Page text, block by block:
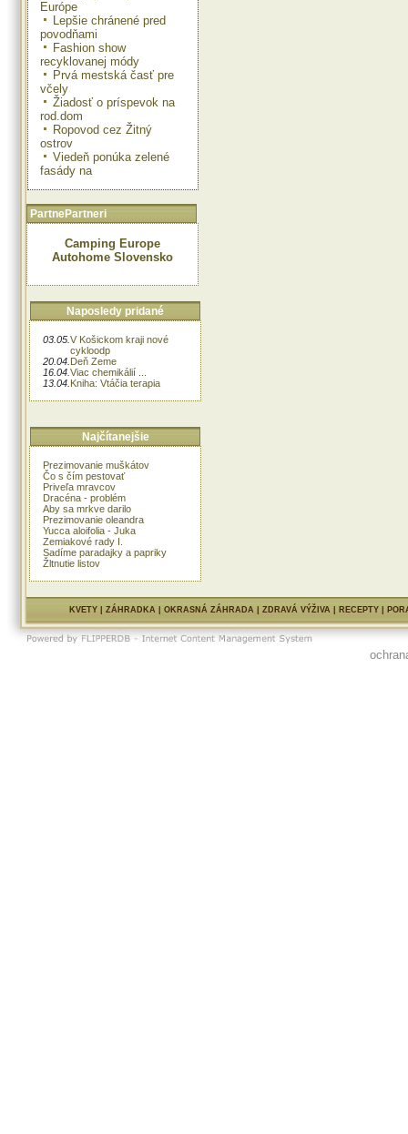
Európe
Lepšie chránené pred
povodňami
Fashion show
recyklovanej módy
Prvá mestská časť pre
včely
Žiadosť o príspevok na
rod.dom
Ropovod cez Žitný
ostrov
Viedeň ponúka zelené
fasády na
PartnePartneri
Camping Europe
Autohome Slovensko
Naposledy pridané
03.05. V Košickom kraji nové
cykloodp
20.04. Deň Zeme
16.04. Viac chemikálií ...
13.04. Kniha: Vtáčia terapia
Najčítanejšie
Prezimovanie muškátov
Čo s čím pestovať
Priveľa mravcov
Dracéna - problém
Aby sa mrkve darilo
Prezimovanie oleandra
Yucca aloifolia - Juka
Zemiakové rady I.
Sadíme paradajky a papriky
Žltnutie listov
KVETY| ZÁHRADKA| OKRASNÁ ZÁHRADA| ZDRAVÁ VÝŽIVA| RECEPTY|